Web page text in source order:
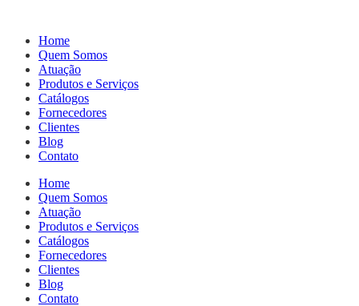
Home
Quem Somos
Atuação
Produtos e Serviços
Catálogos
Fornecedores
Clientes
Blog
Contato
Home
Quem Somos
Atuação
Produtos e Serviços
Catálogos
Fornecedores
Clientes
Blog
Contato